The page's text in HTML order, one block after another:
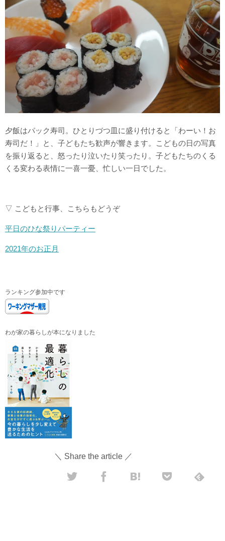
夕飯はパック寿司。ひとりづつ皿に盛り付けると「わーい！お
寿司だ！」と、子どもたち歓声が響きます。こどもの日の写真
を振り返ると、怒ったり泣いたり笑ったり。子どもたちのくる
くる変わる表情に一喜一憂、忙しい一日でした。
▽ こどもと行事、こちらもどうぞ
平日のひな祭りパーティー
2021年のお正月
ランキング参加中です
わが家の暮らしが本になりました
＼ Share the article ／